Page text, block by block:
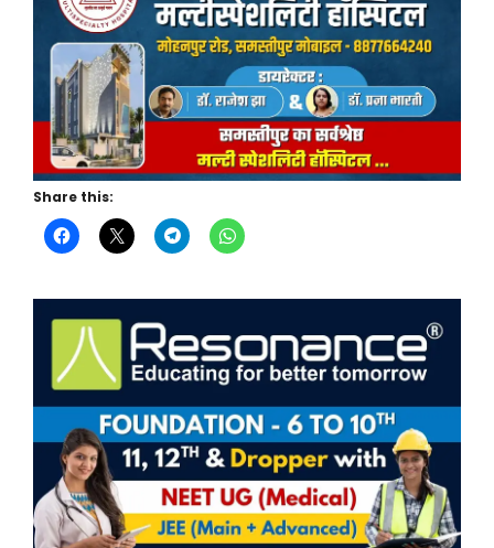
Share this: